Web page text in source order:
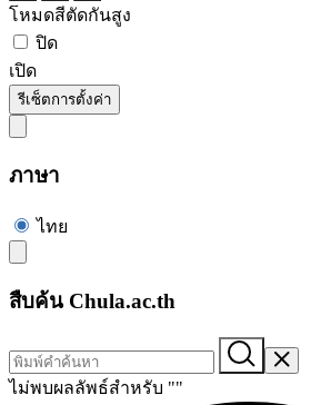
โหมดสีตัดกันสูง
ปิด
เปิด
รีเซ็ตการตั้งค่า
ภาษา
ไทย
สืบค้น Chula.ac.th
ไม่พบผลลัพธ์สำหรับ ""